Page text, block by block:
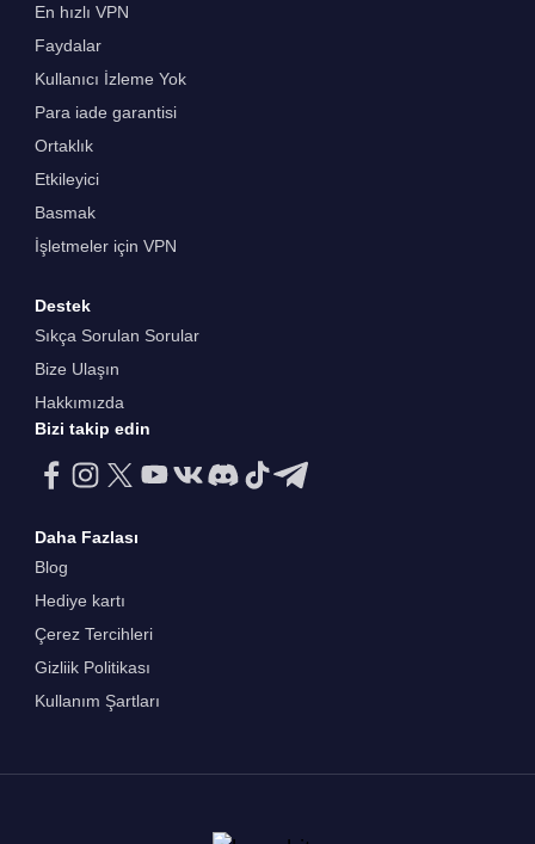
En hızlı VPN
Faydalar
Kullanıcı İzleme Yok
Para iade garantisi
Ortaklık
Etkileyici
Basmak
İşletmeler için VPN
Destek
Sıkça Sorulan Sorular
Bize Ulaşın
Hakkımızda
Bizi takip edin
Daha Fazlası
Blog
Hediye kartı
Çerez Tercihleri
Gizliik Politikası
Kullanım Şartları